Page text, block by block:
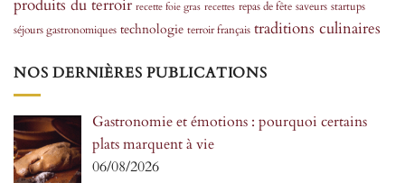
produits du terroir recette foie gras recettes repas de fête saveurs startups
séjours gastronomiques technologie terroir français traditions culinaires
NOS DERNIÈRES PUBLICATIONS
Gastronomie et émotions : pourquoi certains
plats marquent à vie
06/08/2026